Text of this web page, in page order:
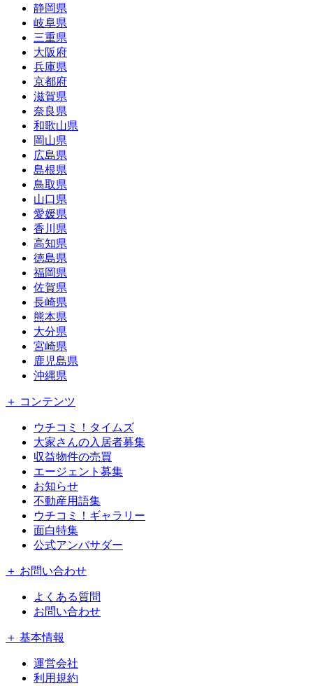
静岡県
岐阜県
三重県
大阪府
兵庫県
京都府
滋賀県
奈良県
和歌山県
岡山県
広島県
島根県
鳥取県
山口県
愛媛県
香川県
高知県
徳島県
福岡県
佐賀県
長崎県
熊本県
大分県
宮崎県
鹿児島県
沖縄県
＋ コンテンツ
ウチコミ！タイムズ
大家さんの入居者募集
収益物件の売買
エージェント募集
お知らせ
不動産用語集
ウチコミ！ギャラリー
面白特集
公式アンバサダー
＋ お問い合わせ
よくある質問
お問い合わせ
＋ 基本情報
運営会社
利用規約